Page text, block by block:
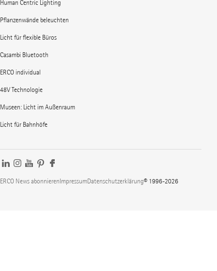
Human Centric Lighting
Pflanzenwände beleuchten
Licht für flexible Büros
Casambi Bluetooth
ERCO individual
48V Technologie
Museen: Licht im Außenraum
Licht für Bahnhöfe
ERCO News abonnierenImpressumDatenschutzerklärung© 1996-2026